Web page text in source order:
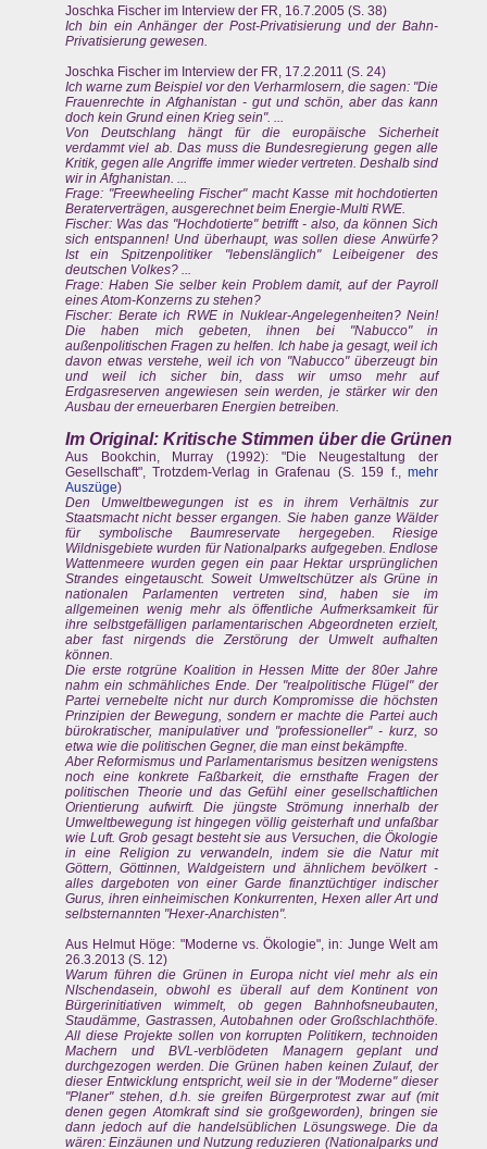
Joschka Fischer im Interview der FR, 16.7.2005 (S. 38)
Ich bin ein Anhänger der Post-Privatisierung und der Bahn-
Privatisierung gewesen.
Joschka Fischer im Interview der FR, 17.2.2011 (S. 24)
Ich warne zum Beispiel vor den Verharmlosern, die sagen: "Die
Frauenrechte in Afghanistan - gut und schön, aber das kann
doch kein Grund einen Krieg sein". ...
Von Deutschlang hängt für die europäische Sicherheit
verdammt viel ab. Das muss die Bundesregierung gegen alle
Kritik, gegen alle Angriffe immer wieder vertreten. Deshalb sind
wir in Afghanistan. ...
Frage: "Freewheeling Fischer" macht Kasse mit hochdotierten
Beraterverträgen, ausgerechnet beim Energie-Multi RWE.
Fischer: Was das "Hochdotierte" betrifft - also, da können Sich
sich entspannen! Und überhaupt, was sollen diese Anwürfe?
Ist ein Spitzenpolitiker "lebenslänglich" Leibeigener des
deutschen Volkes? ...
Frage: Haben Sie selber kein Problem damit, auf der Payroll
eines Atom-Konzerns zu stehen?
Fischer: Berate ich RWE in Nuklear-Angelegenheiten? Nein!
Die haben mich gebeten, ihnen bei "Nabucco" in
außenpolitischen Fragen zu helfen. Ich habe ja gesagt, weil ich
davon etwas verstehe, weil ich von "Nabucco" überzeugt bin
und weil ich sicher bin, dass wir umso mehr auf
Erdgasreserven angewiesen sein werden, je stärker wir den
Ausbau der erneuerbaren Energien betreiben.
Im Original: Kritische Stimmen über die Grünen
Aus Bookchin, Murray (1992): "Die Neugestaltung der
Gesellschaft", Trotzdem-Verlag in Grafenau (S. 159 f.,mehr
Auszüge)
Den Umweltbewegungen ist es in ihrem Verhältnis zur
Staatsmacht nicht besser ergangen. Sie haben ganze Wälder
für symbolische Baumreservate hergegeben. Riesige
Wildnisgebiete wurden für Nationalparks aufgegeben. Endlose
Wattenmeere wurden gegen ein paar Hektar ursprünglichen
Strandes eingetauscht. Soweit Umweltschützer als Grüne in
nationalen Parlamenten vertreten sind, haben sie im
allgemeinen wenig mehr als öffentliche Aufmerksamkeit für
ihre selbstgefälligen parlamentarischen Abgeordneten erzielt,
aber fast nirgends die Zerstörung der Umwelt aufhalten
können.
Die erste rotgrüne Koalition in Hessen Mitte der 80er Jahre
nahm ein schmähliches Ende. Der "realpolitische Flügel" der
Partei vernebelte nicht nur durch Kompromisse die höchsten
Prinzipien der Bewegung, sondern er machte die Partei auch
bürokratischer, manipulativer und "professioneller" - kurz, so
etwa wie die politischen Gegner, die man einst bekämpfte.
Aber Reformismus und Parlamentarismus besitzen wenigstens
noch eine konkrete Faßbarkeit, die ernsthafte Fragen der
politischen Theorie und das Gefühl einer gesellschaftlichen
Orientierung aufwirft. Die jüngste Strömung innerhalb der
Umweltbewegung ist hingegen völlig geisterhaft und unfaßbar
wie Luft. Grob gesagt besteht sie aus Versuchen, die Ökologie
in eine Religion zu verwandeln, indem sie die Natur mit
Göttern, Göttinnen, Waldgeistern und ähnlichem bevölkert -
alles dargeboten von einer Garde finanztüchtiger indischer
Gurus, ihren einheimischen Konkurrenten, Hexen aller Art und
selbsternannten "Hexer-Anarchisten".
Aus Helmut Höge: "Moderne vs. Ökologie", in: Junge Welt am
26.3.2013 (S. 12)
Warum führen die Grünen in Europa nicht viel mehr als ein
NIschendasein, obwohl es überall auf dem Kontinent von
Bürgerinitiativen wimmelt, ob gegen Bahnhofsneubauten,
Staudämme, Gastrassen, Autobahnen oder Großschlachthöfe.
All diese Projekte sollen von korrupten Politikern, technoiden
Machern und BVL-verblödeten Managern geplant und
durchgezogen werden. Die Grünen haben keinen Zulauf, der
dieser Entwicklung entspricht, weil sie in der "Moderne" dieser
"Planer" stehen, d.h. sie greifen Bürgerprotest zwar auf (mit
denen gegen Atomkraft sind sie großgeworden), bringen sie
dann jedoch auf die handelsüblichen Lösungswege. Die da
wären: Einzäunen und Nutzung reduzieren (Nationalparks und